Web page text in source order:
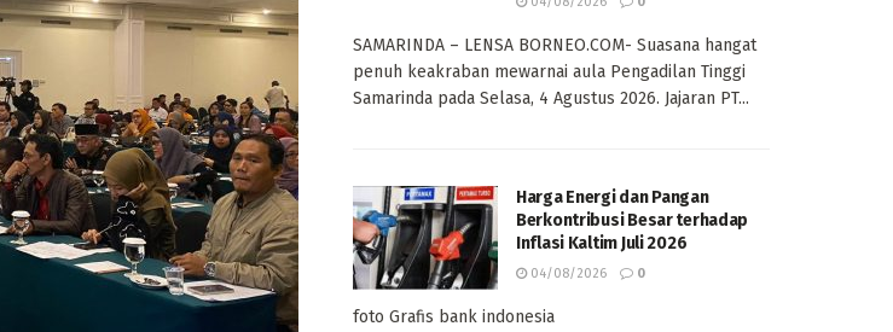
SAMARINDA – LENSA BORNEO.COM- Suasana hangat
penuh keakraban mewarnai aula Pengadilan Tinggi
Samarinda pada Selasa, 4 Agustus 2026. Jajaran PT...
Harga Energi dan Pangan
Berkontribusi Besar terhadap
Inflasi Kaltim Juli 2026
04/08/2026 0
foto Grafis bank indonesia